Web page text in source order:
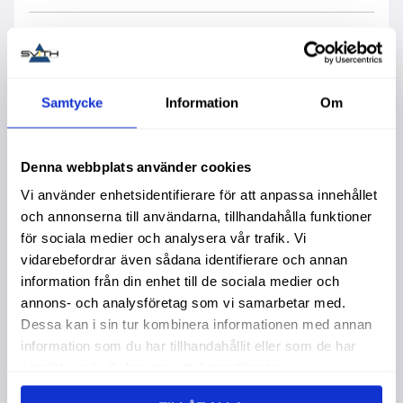
Samtycke Information Om
Denna webbplats använder cookies
Vi använder enhetsidentifierare för att anpassa innehållet
och annonserna till användarna, tillhandahålla funktioner
för sociala medier och analysera vår trafik. Vi
vidarebefordrar även sådana identifierare och annan
information från din enhet till de sociala medier och
annons- och analysföretag som vi samarbetar med.
Dessa kan i sin tur kombinera informationen med annan
information som du har tillhandahållit eller som de har
Elite Olja Auto Elite Olja Auto